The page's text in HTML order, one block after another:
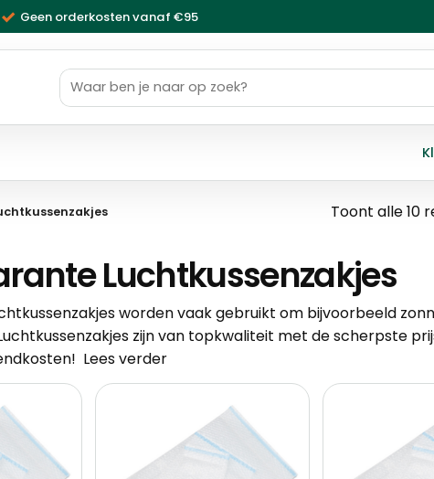
Geen orderkosten vanaf €95
Zoeken
naar:
Toont alle 10
Luchtkussenzakjes
worden vaak gebruikt om bijvoorbeeld
zijn van topkwaliteit met de scherpste
Lees verder